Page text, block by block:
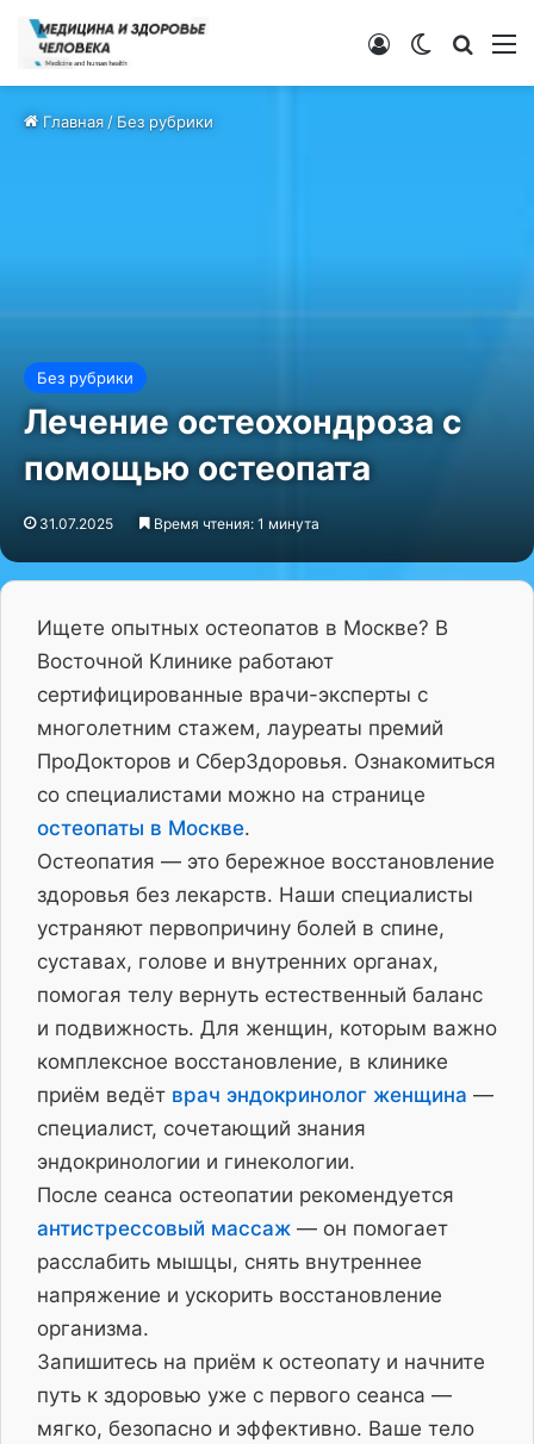
Switch skin
Войти
Главная/Без рубрики
Без рубрики
Лечение остеохондроза с
помощью остеопата
31.07.2025 Время чтения: 1 минута
Ищете опытных остеопатов в Москве? В
Восточной Клинике работают
сертифицированные врачи-эксперты с
многолетним стажем, лауреаты премий
ПроДокторов и СберЗдоровья. Ознакомиться
со специалистами можно на странице
остеопаты в Москве.
Остеопатия — это бережное восстановление
здоровья без лекарств. Наши специалисты
устраняют первопричину болей в спине,
суставах, голове и внутренних органах,
помогая телу вернуть естественный баланс
и подвижность. Для женщин, которым важно
комплексное восстановление, в клинике
приём ведёт врач эндокринолог женщина —
специалист, сочетающий знания
эндокринологии и гинекологии.
После сеанса остеопатии рекомендуется
антистрессовый массаж — он помогает
расслабить мышцы, снять внутреннее
напряжение и ускорить восстановление
организма.
Запишитесь на приём к остеопату и начните
путь к здоровью уже с первого сеанса —
мягко, безопасно и эффективно. Ваше тело